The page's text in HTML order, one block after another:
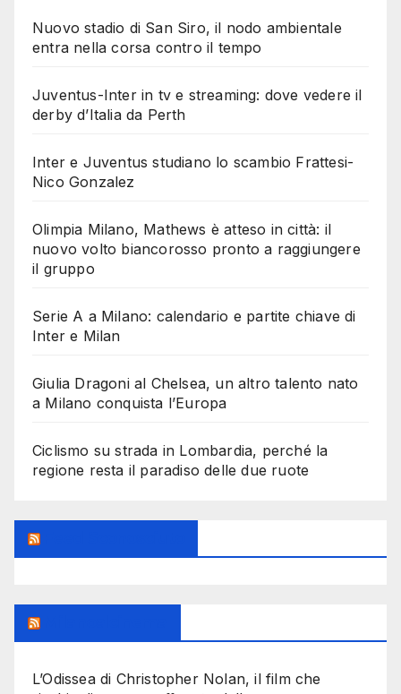
Nuovo stadio di San Siro, il nodo ambientale
entra nella corsa contro il tempo
Juventus-Inter in tv e streaming: dove vedere il
derby d’Italia da Perth
Inter e Juventus studiano lo scambio Frattesi-
Nico Gonzalez
Olimpia Milano, Mathews è atteso in città: il
nuovo volto biancorosso pronto a raggiungere
il gruppo
Serie A a Milano: calendario e partite chiave di
Inter e Milan
Giulia Dragoni al Chelsea, un altro talento nato
a Milano conquista l’Europa
Ciclismo su strada in Lombardia, perché la
regione resta il paradiso delle due ruote
L’Odissea di Christopher Nolan, il film che